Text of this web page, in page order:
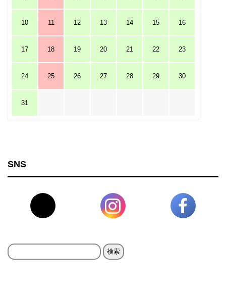
10 11 12 13 14 15 16
17 18 19 20 21 22 23
24 25 26 27 28 29 30
31
SNS
検